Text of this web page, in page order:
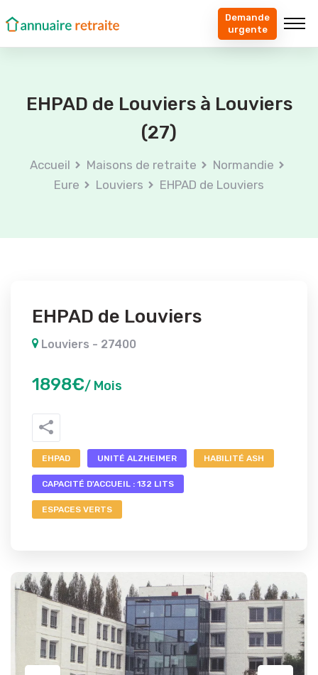
Demande
urgente
EHPAD de Louviers à Louviers
(27)
Accueil Maisons de retraite
Normandie
Eure
Louviers EHPAD de Louviers
EHPAD de Louviers
Louviers - 27400
1898€/ Mois
EHPAD UNITÉ ALZHEIMER HABILITÉ ASH
CAPACITÉ D'ACCUEIL : 132 LITS
ESPACES VERTS